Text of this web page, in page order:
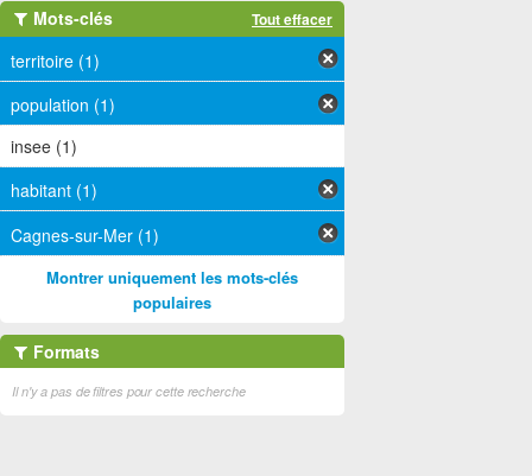
Mots-clés Tout effacer
territoire (1)
population (1)
insee (1)
habitant (1)
Cagnes-sur-Mer (1)
Montrer uniquement les mots-clés
populaires
Formats
Il n'y a pas de filtres pour cette recherche